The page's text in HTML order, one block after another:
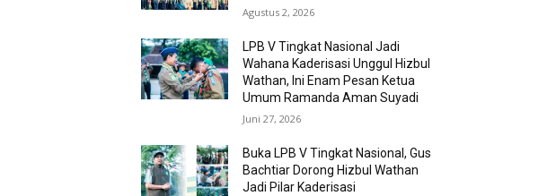
Agustus 2, 2026
LPB V Tingkat Nasional Jadi
Wahana Kaderisasi Unggul Hizbul
Wathan, Ini Enam Pesan Ketua
Umum Ramanda Aman Suyadi
Juni 27, 2026
Buka LPB V Tingkat Nasional, Gus
Bachtiar Dorong Hizbul Wathan
Jadi Pilar Kaderisasi